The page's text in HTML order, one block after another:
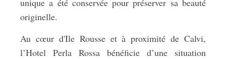
originelle.
Au cœur d'Ile Rousse et à proximité de Calvi,
l’Hotel Perla Rossa bénéficie d’une situation